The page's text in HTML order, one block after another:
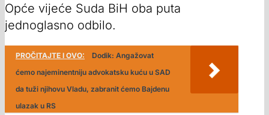
Opće vijeće Suda BiH oba puta
jednoglasno odbilo.
PROČITAJTE I OVO:
Dodik: Angažovat
ćemo najeminentniju advokatsku kuću u SAD
da tuži njihovu Vladu, zabranit ćemo Bajdenu
ulazak u RS